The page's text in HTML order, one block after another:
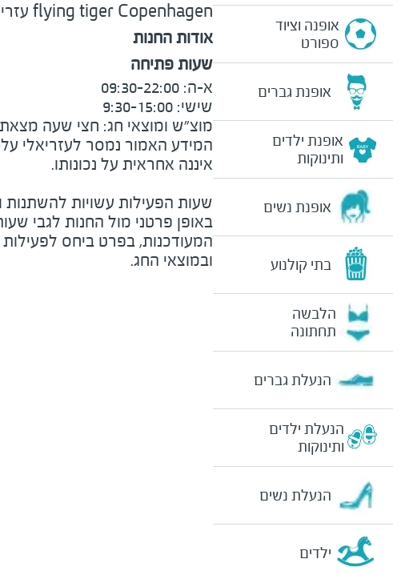
אופנה וציוד
ספורט
אופנת גברים
אופנת ילדים
ותינוקות
אופנת נשים
בתי קולנוע
הלבשה
תחתונה
הנעלת גברים
הנעלת ילדים
ותינוקות
הנעלת נשים
ילדים
flying tiger Copenhagen
אודות החנות
שעות פתיחה
מוצ״ש ומוצאי חג: חצי שעה מצאת
המידע האמור נמסר לעזריאלי על-
שעות הפעילות עשויות להשתנות
באופן פרטני מול החנות לגבי
המעודכנות, בפרט ביחס
ובמוצאי החג.